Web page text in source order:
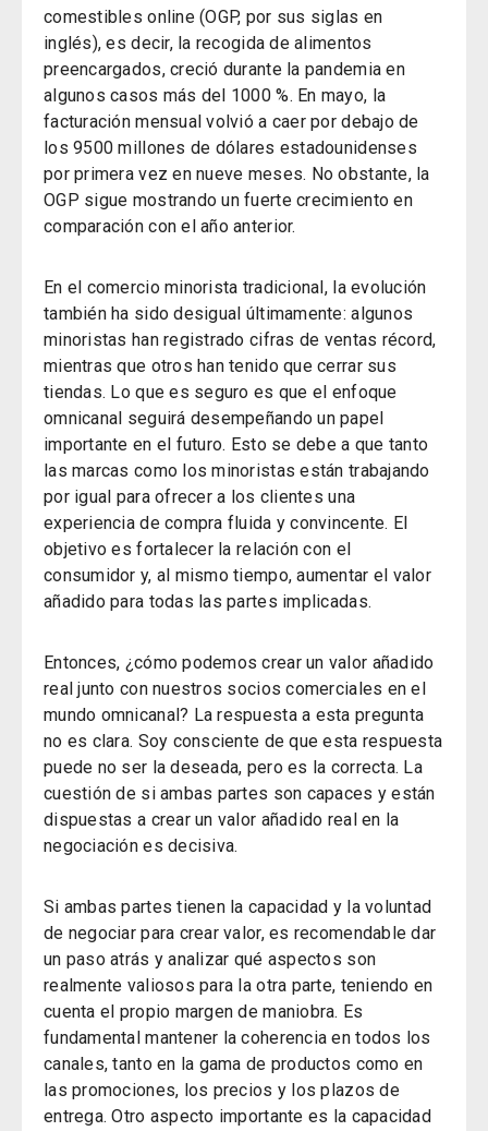
comestibles online (OGP, por sus siglas en
inglés), es decir, la recogida de alimentos
preencargados, creció durante la pandemia en
algunos casos más del 1000 %. En mayo, la
facturación mensual volvió a caer por debajo de
los 9500 millones de dólares estadounidenses
por primera vez en nueve meses. No obstante, la
OGP sigue mostrando un fuerte crecimiento en
comparación con el año anterior.
En el comercio minorista tradicional, la evolución
también ha sido desigual últimamente: algunos
minoristas han registrado cifras de ventas récord,
mientras que otros han tenido que cerrar sus
tiendas. Lo que es seguro es que el enfoque
omnicanal seguirá desempeñando un papel
importante en el futuro. Esto se debe a que tanto
las marcas como los minoristas están trabajando
por igual para ofrecer a los clientes una
experiencia de compra fluida y convincente. El
objetivo es fortalecer la relación con el
consumidor y, al mismo tiempo, aumentar el valor
añadido para todas las partes implicadas.
Entonces, ¿cómo podemos crear un valor añadido
real junto con nuestros socios comerciales en el
mundo omnicanal? La respuesta a esta pregunta
no es clara. Soy consciente de que esta respuesta
puede no ser la deseada, pero es la correcta. La
cuestión de si ambas partes son capaces y están
dispuestas a crear un valor añadido real en la
negociación es decisiva.
Si ambas partes tienen la capacidad y la voluntad
de negociar para crear valor, es recomendable dar
un paso atrás y analizar qué aspectos son
realmente valiosos para la otra parte, teniendo en
cuenta el propio margen de maniobra. Es
fundamental mantener la coherencia en todos los
canales, tanto en la gama de productos como en
las promociones, los precios y los plazos de
entrega. Otro aspecto importante es la capacidad